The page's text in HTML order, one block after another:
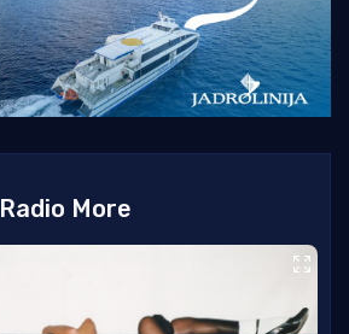
Radio More